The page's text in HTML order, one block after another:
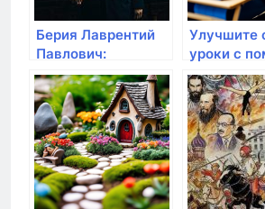
Берия Лаврентий
Павлович:
выдающийся
политический
деятель и
контроверсиальная
фигура
Улучшите
уроки с
данных и